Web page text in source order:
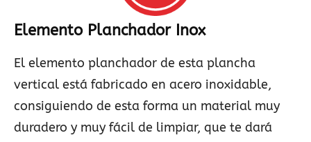
Elemento Planchador Inox
El elemento planchador de esta plancha
vertical está fabricado en acero inoxidable,
consiguiendo de esta forma un material muy
duradero y muy fácil de limpiar, que te dará